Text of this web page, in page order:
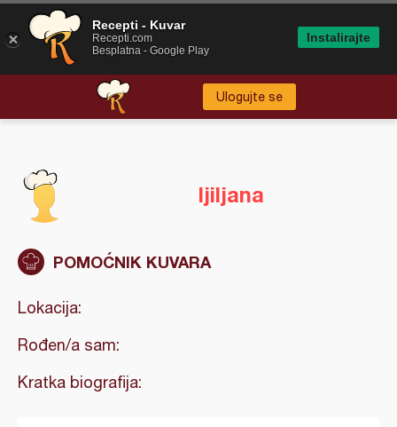
Ulogujte se
ljiljana
POMOĆNIK KUVARA
Lokacija:
Rođen/a sam:
Kratka biografija:
Recepti - Kuvar
Recepti.com
Besplatna - Google Play
Instalirajte